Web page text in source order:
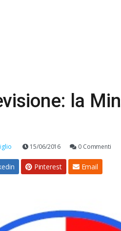
la
15/06/2016 0 Commenti
Pinterest Email